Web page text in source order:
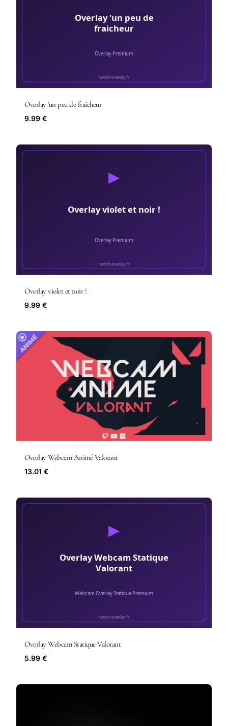
Overlay 'un peu de fraicheur
9.99 €
Overlay violet et noir !
9.99 €
Overlay Webcam Animé Valorant
13.01 €
Overlay Webcam Statique Valorant
5.99 €